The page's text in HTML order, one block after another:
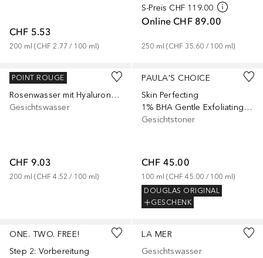
CHF 5.53
200 ml (CHF 2.77 / 100 ml)
S-Preis CHF 119.00
Online CHF 89.00
250 ml (CHF 35.60 / 100 ml)
ROSENSE
Rosenwasser mit Hyaluronsäure
Gesichtswasser
CHF 9.03
200 ml (CHF 4.52 / 100 ml)
POINT ROUGE
PAULA'S CHOICE
Skin Perfecting
1% BHA Gentle Exfoliating Gel
Gesichtstoner
CHF 45.00
100 ml (CHF 45.00 / 100 ml)
DOUGLAS ORIGINAL
GESCHENK
ONE. TWO. FREE!
Step 2: Vorbereitung
LA MER
Gesichtswasser